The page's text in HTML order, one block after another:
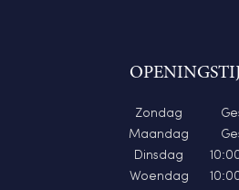
Zondag
Maandag
Dinsdag
Woendag